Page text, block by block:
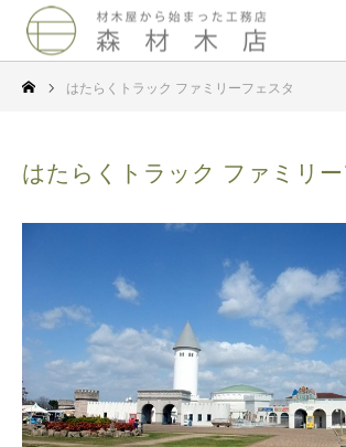
はたらくトラック ファミリーフェスタ
はたらくトラック ファミリ